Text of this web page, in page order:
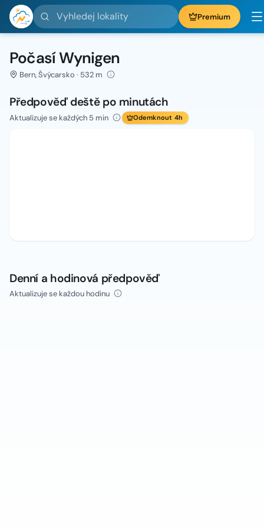
Vyhledej lokality Premium
Počasí Wynigen
Bern, Švýcarsko · 532 m
Předpověď deště po minutách
Aktualizuje se každých 5 min Odemknout 4h
Denní a hodinová předpověď
Aktualizuje se každou hodinu